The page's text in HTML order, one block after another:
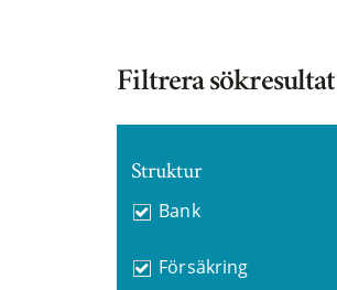
Filtrera sökresultat
Struktur
Bank
Försäkring